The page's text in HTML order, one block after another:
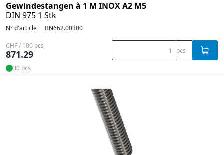
Gewindestangen à 1 M INOX A2 M5
DIN 975 1 Stk
N° d'article BN662.00300
CHF / 100 pcs
871.29 pcs
30 pcs